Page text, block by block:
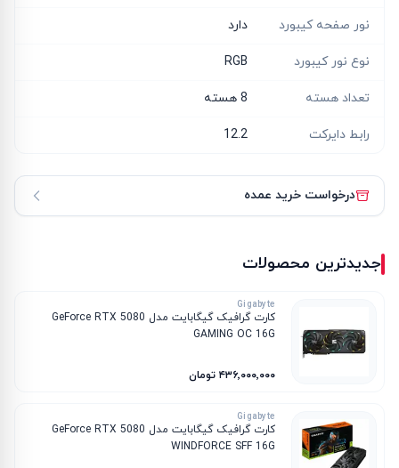
نور صفحه کیبورد دارد
نوع نور کیبورد RGB
تعداد هسته 8 هسته
رابط دایرکت 12.2
درخواست خرید عمده
جدیدترین محصولات
Gigabyte
کارت گرافیک گیگابایت مدل GeForce RTX 5080
GAMING OC 16G
۴۳۶٬۰۰۰٬۰۰۰ تومان
Gigabyte
کارت گرافیک گیگابایت مدل GeForce RTX 5080
WINDFORCE SFF 16G